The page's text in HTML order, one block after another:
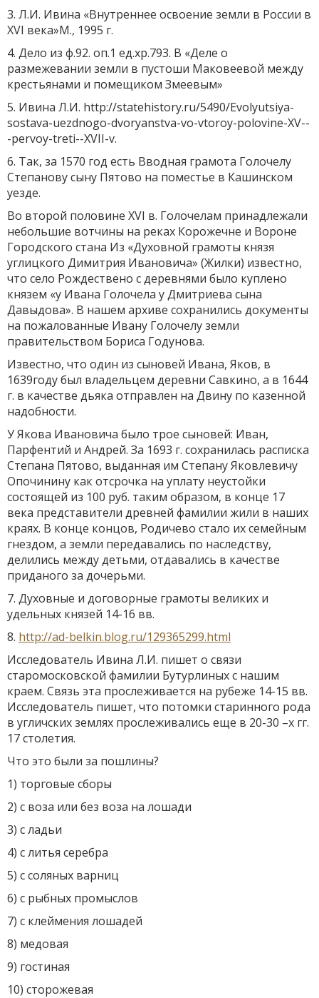
3. Л.И. Ивина «Внутреннее освоение земли в России в
XVI века»М., 1995 г.
4. Дело из ф.92. оп.1 ед.хр.793. В «Деле о
размежевании земли в пустоши Маковеевой между
крестьянами и помещиком Змеевым»
5. Ивина Л.И. http://statehistory.ru/5490/Evolyutsiya-
sostava-uezdnogo-dvoryanstva-vo-vtoroy-polovine-XV--
-pervoy-treti--XVII-v.
6. Так, за 1570 год есть Вводная грамота Голочелу
Степанову сыну Пятово на поместье в Кашинском
уезде.
Во второй половине XVI в. Голочелам принадлежали
небольшие вотчины на реках Корожечне и Вороне
Городского стана Из «Духовной грамоты князя
углицкого Димитрия Ивановича» (Жилки) известно,
что село Рождествено с деревнями было куплено
князем «у Ивана Голочела у Дмитриева сына
Давыдова». В нашем архиве сохранились документы
на пожалованные Ивану Голочелу земли
правительством Бориса Годунова.
Известно, что один из сыновей Ивана, Яков, в
1639году был владельцем деревни Савкино, а в 1644
г. в качестве дьяка отправлен на Двину по казенной
надобности.
У Якова Ивановича было трое сыновей: Иван,
Парфентий и Андрей. За 1693 г. сохранилась расписка
Степана Пятово, выданная им Степану Яковлевичу
Опочинину как отсрочка на уплату неустойки
состоящей из 100 руб. таким образом, в конце 17
века представители древней фамилии жили в наших
краях. В конце концов, Родичево стало их семейным
гнездом, а земли передавались по наследству,
делились между детьми, отдавались в качестве
приданого за дочерьми.
7. Духовные и договорные грамоты великих и
удельных князей 14-16 вв.
8. http://ad-belkin.blog.ru/129365299.html
Исследователь Ивина Л.И. пишет о связи
старомосковской фамилии Бутурлиных с нашим
краем. Связь эта прослеживается на рубеже 14-15 вв.
Исследователь пишет, что потомки старинного рода
в угличских землях прослеживались еще в 20-30 –х гг.
17 столетия.
Что это были за пошлины?
1) торговые сборы
2) с воза или без воза на лошади
3) с ладьи
4) с литья серебра
5) с соляных варниц
6) с рыбных промыслов
7) с клеймения лошадей
8) медовая
9) гостиная
10) сторожевая